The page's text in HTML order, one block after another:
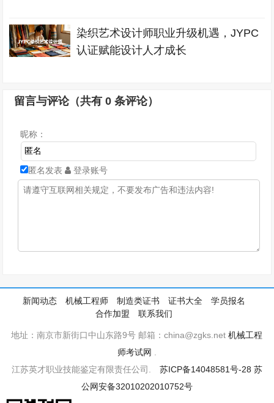
染织艺术设计师职业升级机遇，JYPC
认证赋能设计人才成长
留言与评论（共有0 条评论）
昵称：
匿名发表 登录账号
新闻动态 机械工程师 制造类证书 证书大全
学员报名
合作加盟
联系我们
地址：南京市新街口中山东路9号 邮箱：china@zgks.net机械工程
师考试网
江苏英才职业技能鉴定有限责任公司. 苏ICP备14048581号-28 苏
公网安备32010202010752号